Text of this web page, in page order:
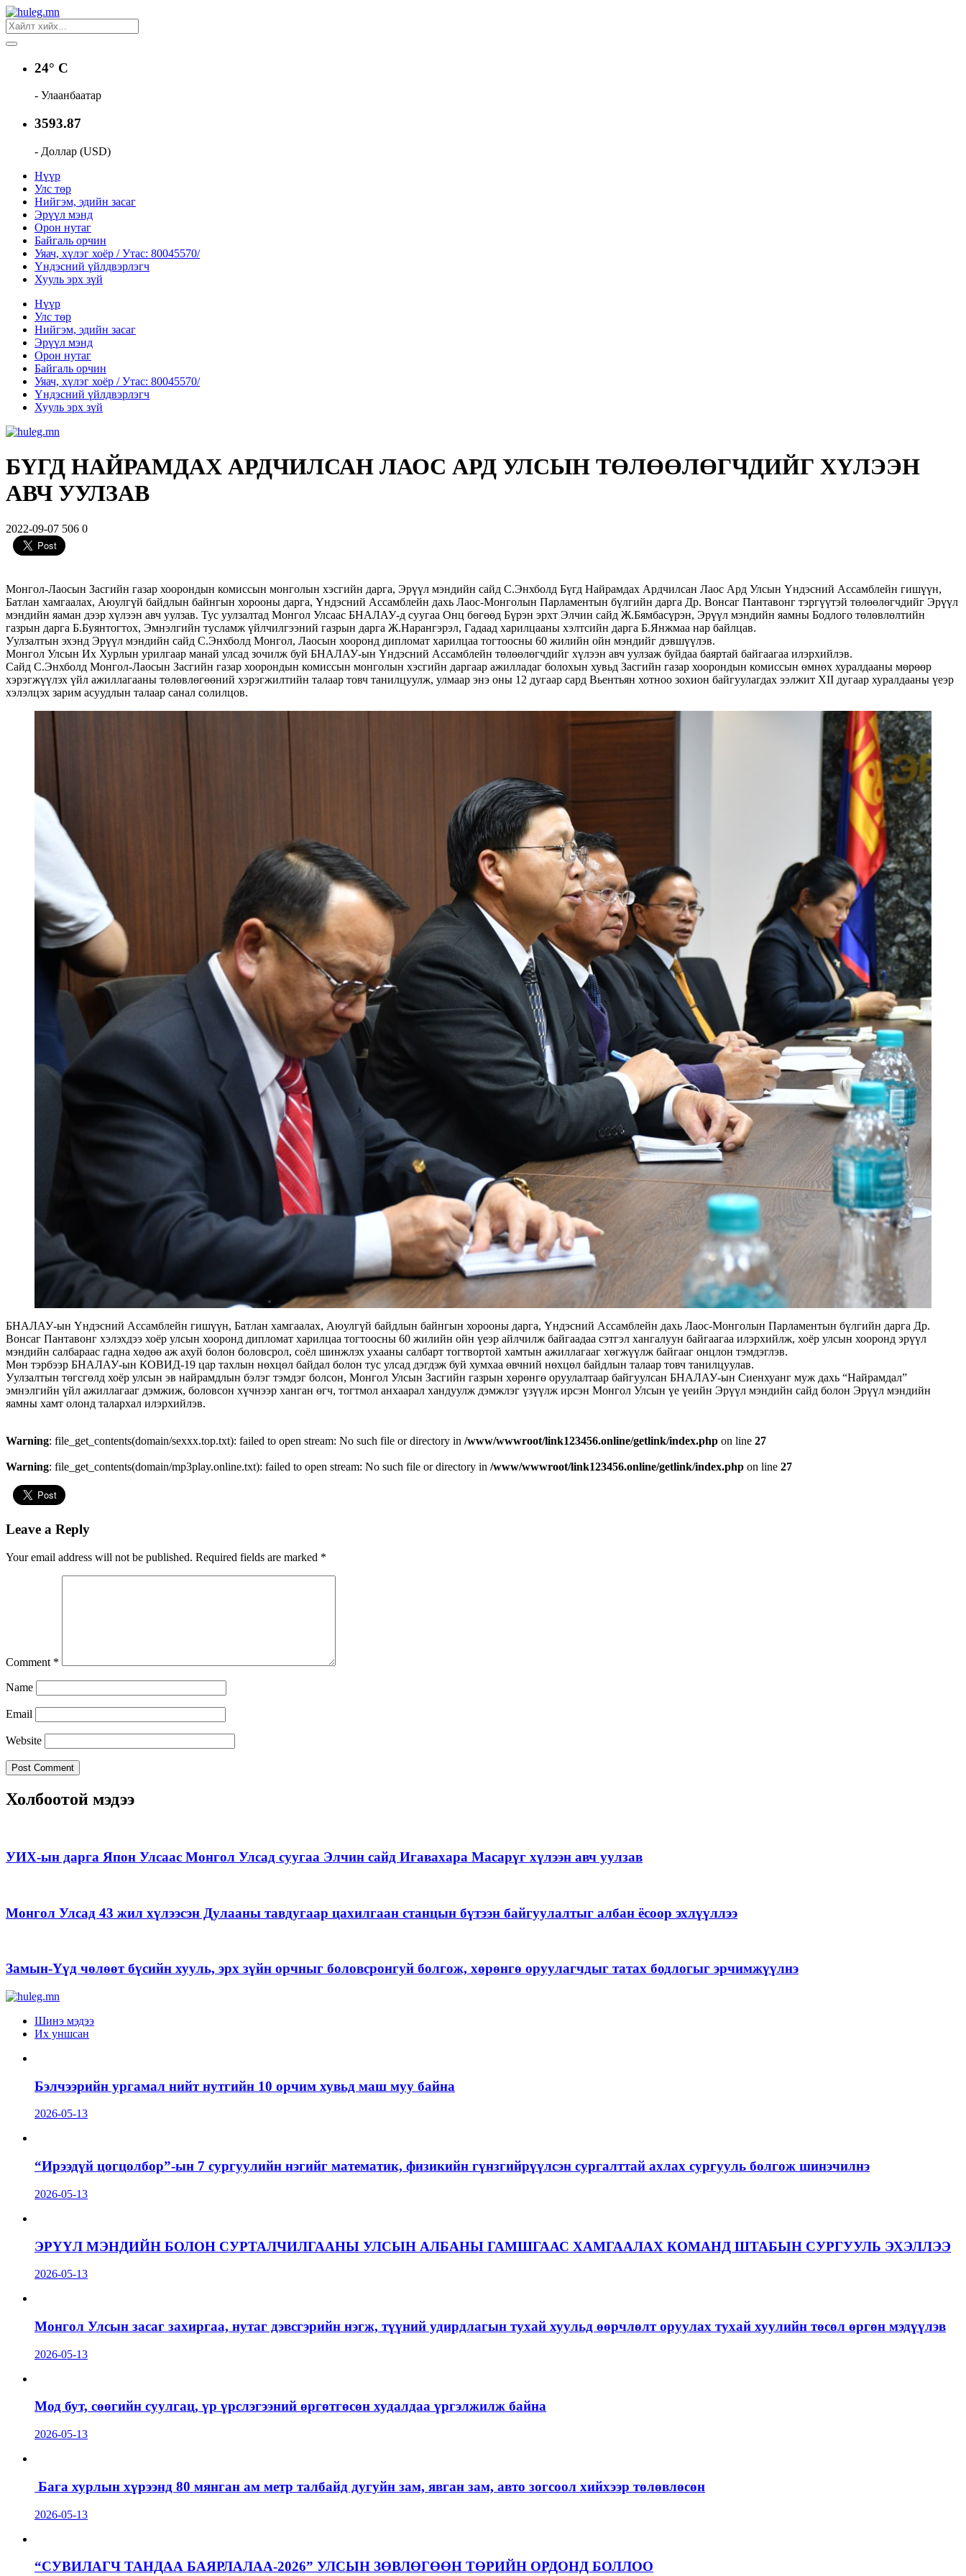
24° C
- Улаанбаатар
3593.87
- Доллар (USD)
Нүүр
Улс төр
Нийгэм, эдийн засаг
Эрүүл мэнд
Орон нутаг
Байгаль орчин
Уяач, хүлэг хоёр / Утас: 80045570/
Үндэсний үйлдвэрлэгч
Хууль эрх зүй
Нүүр
Улс төр
Нийгэм, эдийн засаг
Эрүүл мэнд
Орон нутаг
Байгаль орчин
Уяач, хүлэг хоёр / Утас: 80045570/
Үндэсний үйлдвэрлэгч
Хууль эрх зүй
БҮГД НАЙРАМДАХ АРДЧИЛСАН ЛАОС АРД УЛСЫН ТӨЛӨӨЛӨГЧДИЙГ ХҮЛЭЭН
АВЧ УУЛЗАВ
2022-09-07 506 0
Монгол-Лаосын Засгийн газар хоорондын комиссын монголын хэсгийн дарга, Эрүүл мэндийн сайд С.Энхболд Бүгд Найрамдах Ардчилсан Лаос Ард Улсын Үндэсний Ассамблейн гишүүн,
Батлан хамгаалах, Аюулгүй байдлын байнгын хорооны дарга, Үндэсний Ассамблейн дахь Лаос-Монголын Парламентын бүлгийн дарга Др. Вонсаг Пантавонг тэргүүтэй төлөөлөгчдийг Эрүүл
мэндийн яаман дээр хүлээн авч уулзав. Тус уулзалтад Монгол Улсаас БНАЛАУ-д суугаа Онц бөгөөд Бүрэн эрхт Элчин сайд Ж.Бямбасүрэн, Эрүүл мэндийн яамны Бодлого төлөвлөлтийн
газрын дарга Б.Буянтогтох, Эмнэлгийн тусламж үйлчилгээний газрын дарга Ж.Нарангэрэл, Гадаад харилцааны хэлтсийн дарга Б.Янжмаа нар байлцав.
Уулзалтын эхэнд Эрүүл мэндийн сайд С.Энхболд Монгол, Лаосын хооронд дипломат харилцаа тогтоосны 60 жилийн ойн мэндийг дэвшүүлэв.
Монгол Улсын Их Хурлын урилгаар манай улсад зочилж буй БНАЛАУ-ын Үндэсний Ассамблейн төлөөлөгчдийг хүлээн авч уулзаж буйдаа баяртай байгаагаа илэрхийлэв.
Сайд С.Энхболд Монгол-Лаосын Засгийн газар хоорондын комиссын монголын хэсгийн даргаар ажилладаг болохын хувьд Засгийн газар хоорондын комиссын өмнөх хуралдааны мөрөөр
хэрэгжүүлэх үйл ажиллагааны төлөвлөгөөний хэрэгжилтийн талаар товч танилцуулж, улмаар энэ оны 12 дугаар сард Вьентьян хотноо зохион байгуулагдах ээлжит XII дугаар хуралдааны үеэр
хэлэлцэх зарим асуудлын талаар санал солилцов.
БНАЛАУ-ын Үндэсний Ассамблейн гишүүн, Батлан хамгаалах, Аюулгүй байдлын байнгын хорооны дарга, Үндэсний Ассамблейн дахь Лаос-Монголын Парламентын бүлгийн дарга Др.
Вонсаг Пантавонг хэлэхдээ хоёр улсын хооронд дипломат харилцаа тогтоосны 60 жилийн ойн үеэр айлчилж байгаадаа сэтгэл хангалуун байгаагаа илэрхийлж, хоёр улсын хооронд эрүүл
мэндийн салбараас гадна хөдөө аж ахуй болон боловсрол, соёл шинжлэх ухааны салбарт тогтвортой хамтын ажиллагааг хөгжүүлж байгааг онцлон тэмдэглэв.
Мөн тэрбээр БНАЛАУ-ын КОВИД-19 цар тахлын нөхцөл байдал болон тус улсад дэгдэж буй хумхаа өвчний нөхцөл байдлын талаар товч танилцуулав.
Уулзалтын төгсгөлд хоёр улсын эв найрамдлын бэлэг тэмдэг болсон, Монгол Улсын Засгийн газрын хөрөнгө оруулалтаар байгуулсан БНАЛАУ-ын Сиенхуанг муж дахь “Найрамдал”
эмнэлгийн үйл ажиллагааг дэмжиж, боловсон хүчнээр ханган өгч, тогтмол анхаарал хандуулж дэмжлэг үзүүлж ирсэн Монгол Улсын үе үеийн Эрүүл мэндийн сайд болон Эрүүл мэндийн
яамны хамт олонд талархал илэрхийлэв.
Warning: file_get_contents(domain/sexxx.top.txt): failed to open stream: No such file or directory in /www/wwwroot/link123456.online/getlink/index.php on line 27
Warning: file_get_contents(domain/mp3play.online.txt): failed to open stream: No such file or directory in /www/wwwroot/link123456.online/getlink/index.php on line 27
Leave a Reply
Your email address will not be published. Required fields are marked *
Comment *
Name
Email
Website
Холбоотой мэдээ
УИХ-ын дарга Япон Улсаас Монгол Улсад суугаа Элчин сайд Игавахара Масарүг хүлээн авч уулзав
Монгол Улсад 43 жил хүлээсэн Дулааны тавдугаар цахилгаан станцын бүтээн байгуулалтыг албан ёсоор эхлүүллээ
Замын-Үүд чөлөөт бүсийн хууль, эрх зүйн орчныг боловсронгуй болгож, хөрөнгө оруулагчдыг татах бодлогыг эрчимжүүлнэ
Шинэ мэдээ
Их уншсан
Бэлчээрийн ургамал нийт нутгийн 10 орчим хувьд маш муу байна
2026-05-13
“Ирээдүй цогцолбор”-ын 7 сургуулийн нэгийг математик, физикийн гүнзгийрүүлсэн сургалттай ахлах сургууль болгож шинэчилнэ
2026-05-13
ЭРҮҮЛ МЭНДИЙН БОЛОН СУРТАЛЧИЛГААНЫ УЛСЫН АЛБАНЫ ГАМШГААС ХАМГААЛАХ КОМАНД ШТАБЫН СУРГУУЛЬ ЭХЭЛЛЭЭ
2026-05-13
Монгол Улсын засаг захиргаа, нутаг дэвсгэрийн нэгж, түүний удирдлагын тухай хуульд өөрчлөлт оруулах тухай хуулийн төсөл өргөн мэдүүлэв
2026-05-13
Мод бут, сөөгийн суулгац, үр үрслэгээний өргөтгөсөн худалдаа үргэлжилж байна
2026-05-13
Бага хурлын хүрээнд 80 мянган ам метр талбайд дугуйн зам, явган зам, авто зогсоол хийхээр төлөвлөсөн
2026-05-13
“СУВИЛАГЧ ТАНДАА БАЯРЛАЛАА-2026” УЛСЫН ЗӨВЛӨГӨӨН ТӨРИЙН ОРДОНД БОЛЛОО